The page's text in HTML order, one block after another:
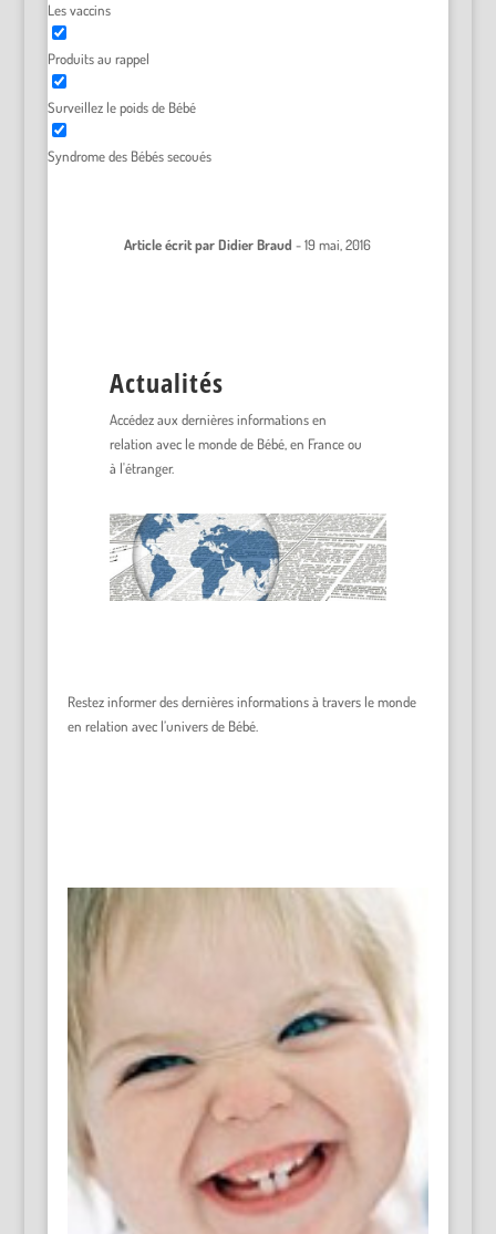
Les vaccins
Produits au rappel
Surveillez le poids de Bébé
Syndrome des Bébés secoués
Article écrit parDidier Braud -19 mai, 2016
Actualités
Accédez aux dernières informations en
relation avec le monde de Bébé, en France ou
à l'étranger.
Restez informer des dernières informations à travers le monde
en relation avec l’univers de Bébé.